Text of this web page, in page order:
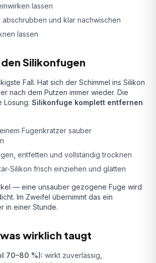
lassen
abschrubben und klar nachwischen
lassen
Silikonfugen
Fall. Hat sich der Schimmel ins Silikon
nach dem Putzen immer wieder. Die
Lösung: Silikonfuge komplett entfernen
Fugenkratzer sauber
entfetten und vollständig trocknen
Silikon frisch einziehen und glätten
— eine unsauber gezogene Fuge wird
Im Zweifel übernimmt das ein
in einer Stunde.
wirklich taugt
70–80 %): wirkt zuverlässig,